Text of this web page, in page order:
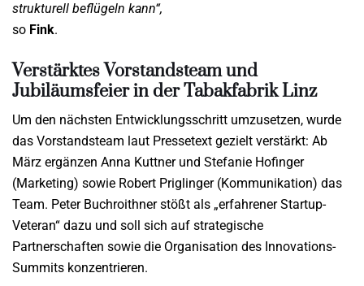
strukturell beflügeln kann“,
so Fink.
Verstärktes Vorstandsteam und
Jubiläumsfeier in der Tabakfabrik Linz
Um den nächsten Entwicklungsschritt umzusetzen, wurde
das Vorstandsteam laut Pressetext gezielt verstärkt: Ab
März ergänzen Anna Kuttner und Stefanie Hofinger
(Marketing) sowie Robert Priglinger (Kommunikation) das
Team. Peter Buchroithner stößt als „erfahrener Startup-
Veteran“ dazu und soll sich auf strategische
Partnerschaften sowie die Organisation des Innovations-
Summits konzentrieren.